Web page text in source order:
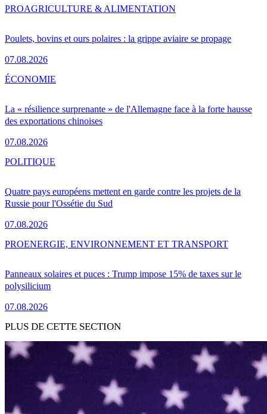
Poulets, bovins et ours polaires : la grippe aviaire se propage
07.08.2026
PROAGRICULTURE & ALIMENTATION
La « résilience surprenante » de l'Allemagne face à la forte hausse
des exportations chinoises
07.08.2026
ÉCONOMIE
Quatre pays européens mettent en garde contre les projets de la
Russie pour l'Ossétie du Sud
07.08.2026
POLITIQUE
Panneaux solaires et puces : Trump impose 15% de taxes sur le
polysilicium
07.08.2026
PROENERGIE, ENVIRONNEMENT ET TRANSPORT
PLUS DE CETTE SECTION